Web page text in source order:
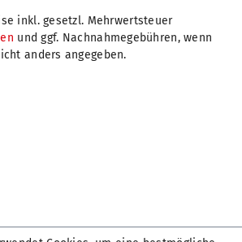
inkl. gesetzl. Mehrwertsteuer
und ggf. Nachnahmegebühren, wenn
anders angegeben.